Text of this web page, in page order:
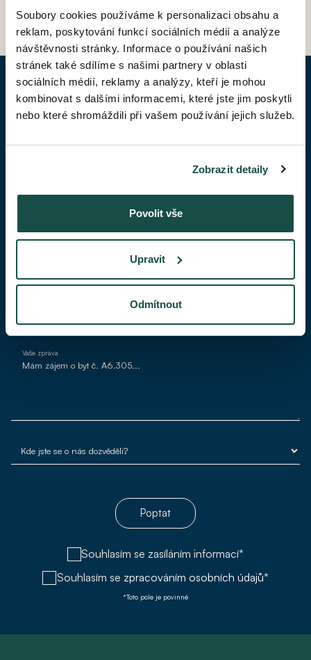
Soubory cookies používáme k personalizaci obsahu a
reklam, poskytování funkcí sociálních médií a analýze
návštěvnosti stránky. Informace o používání našich
stránek také sdílíme s našimi partnery v oblasti
sociálních médií, reklamy a analýzy, kteří je mohou
kombinovat s dalšími informacemi, které jste jim poskytli
nebo které shromáždili při vašem používání jejich služeb.
Zobrazit detaily
Povolit vše
Upravit
Odmítnout
POPTAT BYT
Vaše zpráva
Poptat
Souhlasím se zasíláním informací*
Souhlasím se zpracováním osobních údajů*
*Toto pole je povinné